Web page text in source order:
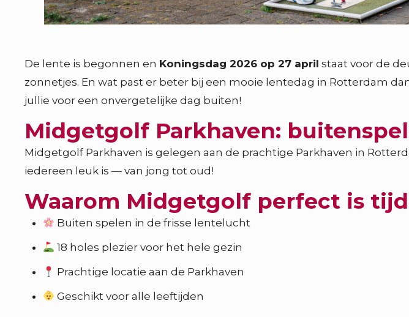
De lente is begonnen en Koningsdag 2026 op 27 april staat voor de
zonnetjes. En wat past er beter bij een mooie lentedag in Rotterdam
jullie voor een onvergetelijke dag buiten!
Midgetgolf Parkhaven:
Midgetgolf Parkhaven is gelegen aan de prachtige Parkhaven in
iedereen leuk is — van jong tot oud!
Waarom Midgetgolf perfect is
Buiten spelen in de frisse lentelucht
18 holes plezier voor het hele gezin
Prachtige locatie aan de Parkhaven
Geschikt voor alle leeftijden